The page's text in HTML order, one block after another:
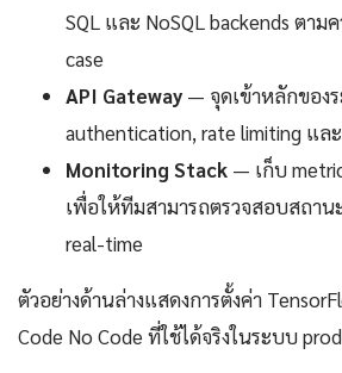
SQL และ NoSQL backends ตาม
case
API Gateway — จุดเข้าหลักของ
authentication, rate limiting แล
Monitoring Stack — เก็บ
เพื่อให้ทีมสามารถตรวจสอบสถา
real-time
ตัวอย่างด้านล่างแสดงการตั้งค่า
Code No Code ที่ใช้ได้จริงในระบบ